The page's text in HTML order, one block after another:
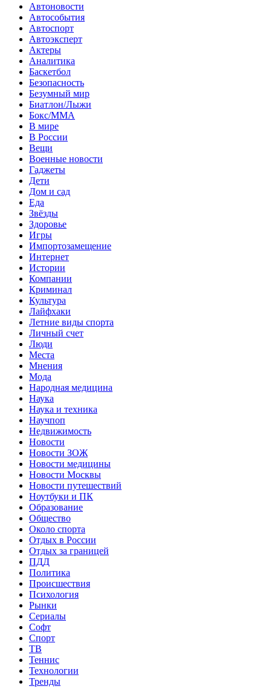
Автоновости
Автособытия
Автоспорт
Автоэксперт
Актеры
Аналитика
Баскетбол
Безопасность
Безумный мир
Биатлон/Лыжи
Бокс/MMA
В мире
В России
Вещи
Военные новости
Гаджеты
Дети
Дом и сад
Еда
Звёзды
Здоровье
Игры
Импортозамещение
Интернет
Истории
Компании
Криминал
Культура
Лайфхаки
Летние виды спорта
Личный счет
Люди
Места
Мнения
Мода
Народная медицина
Наука
Наука и техника
Научпоп
Недвижимость
Новости
Новости ЗОЖ
Новости медицины
Новости Москвы
Новости путешествий
Ноутбуки и ПК
Образование
Общество
Около спорта
Отдых в России
Отдых за границей
ПДД
Политика
Происшествия
Психология
Рынки
Сериалы
Софт
Спорт
ТВ
Теннис
Технологии
Тренды